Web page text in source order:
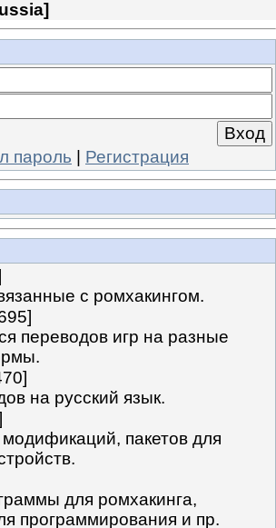
]
пароль | Регистрация
с ромхакингом.
переводов игр на разные
на русский язык.
пакетов для
для ромхакинга,
программирования и пр.